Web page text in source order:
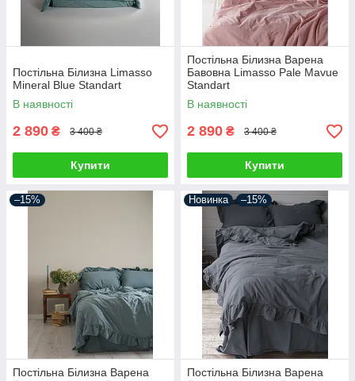
Постільна Білизна Limasso
Mineral Blue Standart
В наявності
2 890 ₴ 3 400 ₴
Купити
Постільна Білизна Варена
Бавовна Limasso Pale Mavue
Standart
В наявності
2 890 ₴ 3 400 ₴
Купити
–15%
Постільна Білизна Варена
Новинка –15%
Постільна Білизна Варена